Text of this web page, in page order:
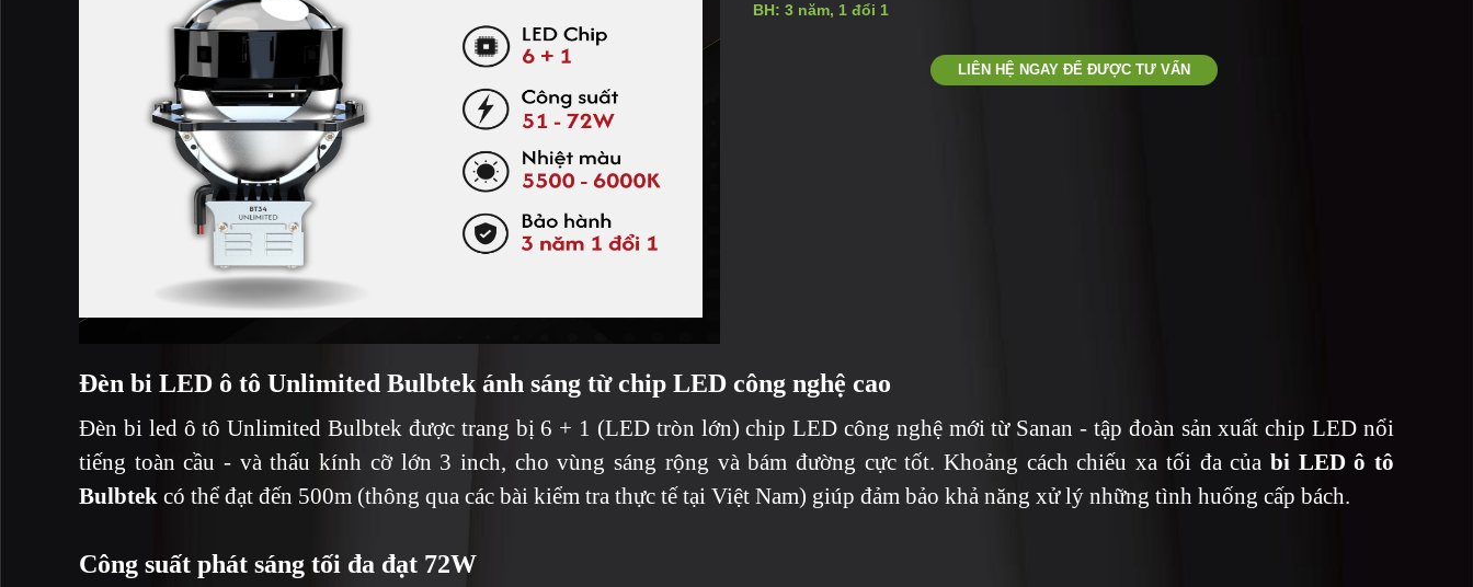
BH: 3 năm, 1 đổi 1
LIÊN HỆ NGAY ĐỂ ĐƯỢC TƯ VẤN
Đèn bi LED ô tô Unlimited Bulbtek ánh sáng từ chip LED công nghệ cao
Đèn bi led ô tô Unlimited Bulbtek được trang bị 6 + 1 (LED tròn lớn) chip LED công nghệ mới từ Sanan - tập đoàn sản xuất chip LED nổi
tiếng toàn cầu - và thấu kính cỡ lớn 3 inch, cho vùng sáng rộng và bám đường cực tốt. Khoảng cách chiếu xa tối đa của bi LED ô tô
Bulbtek có thể đạt đến 500m (thông qua các bài kiểm tra thực tế tại Việt Nam) giúp đảm bảo khả năng xử lý những tình huống cấp bách.
Công suất phát sáng tối đa đạt 72W